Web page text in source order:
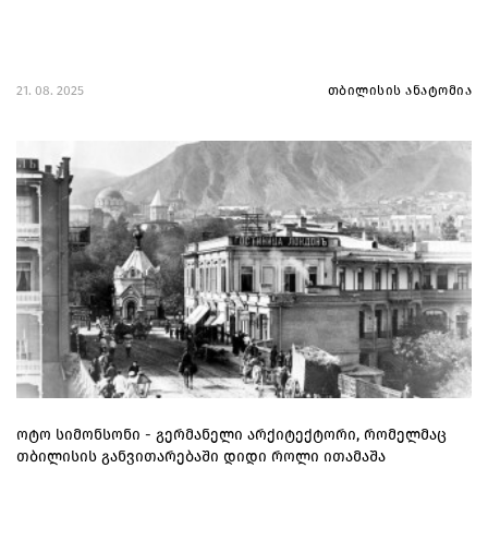
21. 08. 2025 თბილისის ანატომია
ოტო სიმონსონი - გერმანელი არქიტექტორი, რომელმაც
თბილისის განვითარებაში დიდი როლი ითამაშა